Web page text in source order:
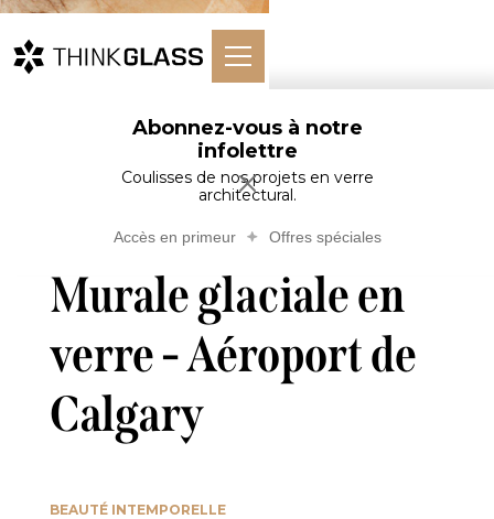
Abonnez-vous à notre
infolettre
Coulisses de nos projets en verre
architectural.
Accès en primeur Offres spéciales
Architectural
Murales
(Architectural)
Murale glaciale
Aéroport de
Murale glaciale en
verre - Aéroport de
Calgary
BEAUTÉ INTEMPORELLE